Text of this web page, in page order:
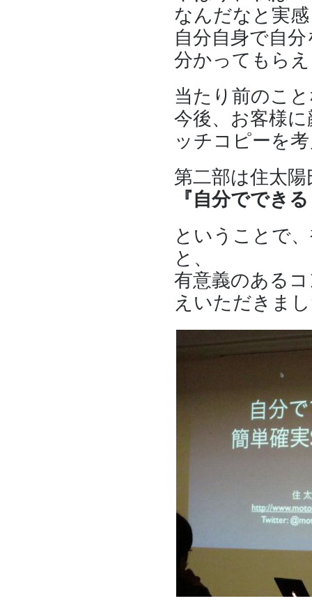
なんだなと実
自分自身で自
分かってもら
当たり前のこ
今後、お客様
ッチコピーを
第二部は住太
『自分ででき
ということで
と、
有意義のある
えいただきま